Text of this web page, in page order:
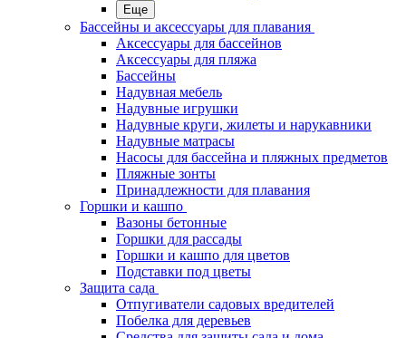
Еще
Бассейны и аксессуары для плавания
Аксессуары для бассейнов
Аксессуары для пляжа
Бассейны
Надувная мебель
Надувные игрушки
Надувные круги, жилеты и нарукавники
Надувные матрасы
Насосы для бассейна и пляжных предметов
Пляжные зонты
Принадлежности для плавания
Горшки и кашпо
Вазоны бетонные
Горшки для рассады
Горшки и кашпо для цветов
Подставки под цветы
Защита сада
Отпугиватели садовых вредителей
Побелка для деревьев